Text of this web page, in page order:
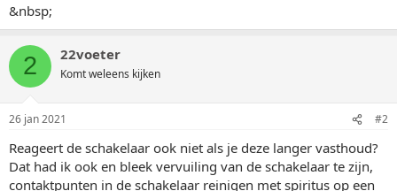
&nbsp;
2 22voeter
Komt weleens kijken
26 jan 2021 #2
Reageert de schakelaar ook niet als je deze langer vasthoud?
Dat had ik ook en bleek vervuiling van de schakelaar te zijn,
contaktpunten in de schakelaar reinigen met spiritus op een